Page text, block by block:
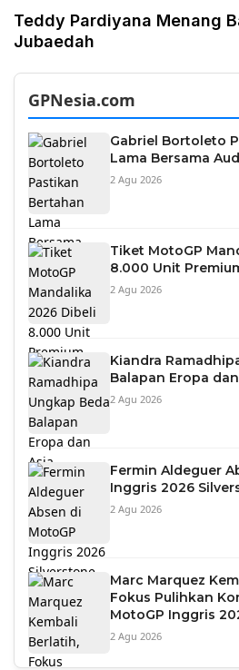
Teddy Pardiyana Menang
Jubaedah
GPNesia.com
Gabriel Bortoleto
Lama Bersama
2 Agu 2026
Tiket MotoGP
8.000 Unit
2 Agu 2026
Kiandra
Balapan Eropa
2 Agu 2026
Fermin Aldeguer
Inggris 2026
2 Agu 2026
Marc Marquez
Fokus Pulihkan
MotoGP Inggris
2 Agu 2026